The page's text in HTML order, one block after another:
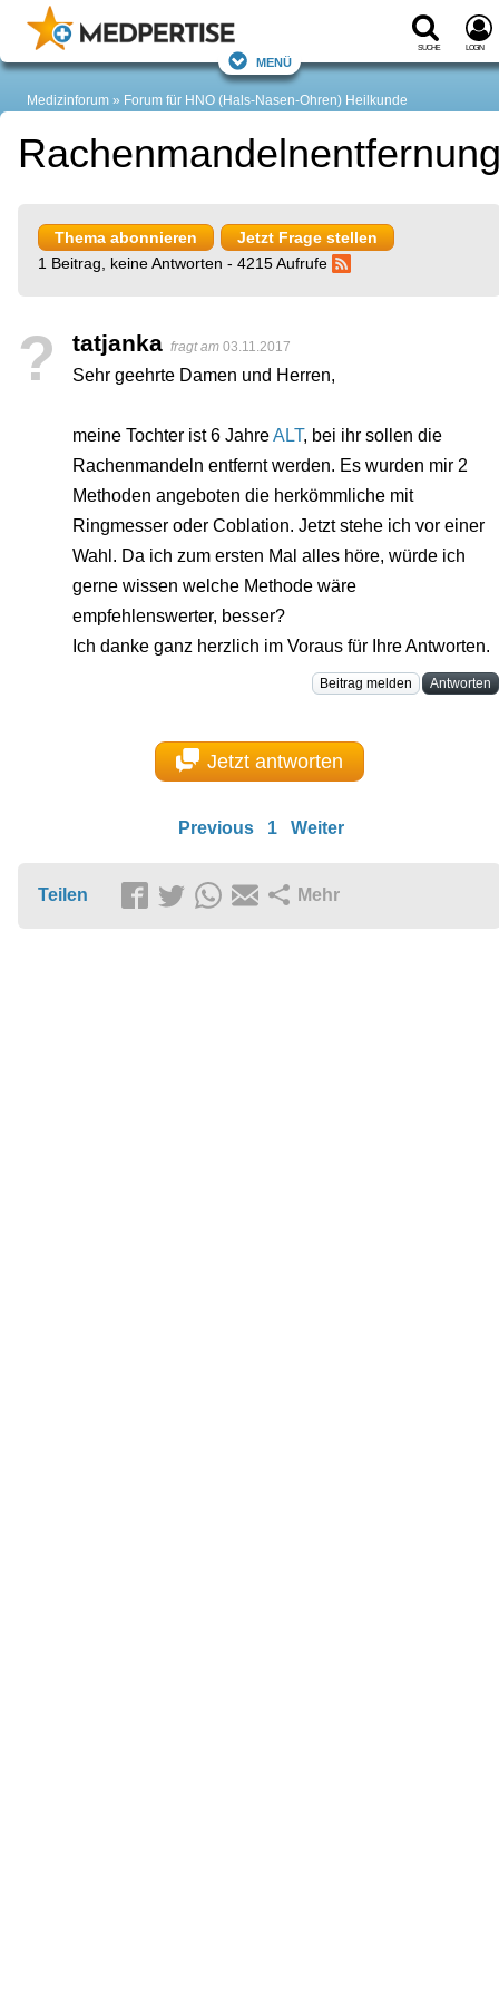
Suche Login
Menü
Medizinforum Forum für HNO (Hals-Nasen-Ohren) Heilkunde
Thema abonnieren
Jetzt Frage stellen
1 Beitrag, keine Antworten - 4215 Aufrufe
? tatjanka fragt am 03.11.2017
Sehr geehrte Damen und Herren,
meine Tochter ist 6 JahreALT, bei ihr sollen die
Rachenmandeln entfernt werden. Es wurden mir 2
Methoden angeboten die herkömmliche mit
Ringmesser oder Coblation. Jetzt stehe ich vor einer
Wahl. Da ich zum ersten Mal alles höre, würde ich
gerne wissen welche Methode wäre
empfehlenswerter, besser?
Ich danke ganz herzlich im Voraus für Ihre Antworten.
Beitrag melden Antworten
Jetzt antworten
Previous 1 Weiter
Teilen Mehr